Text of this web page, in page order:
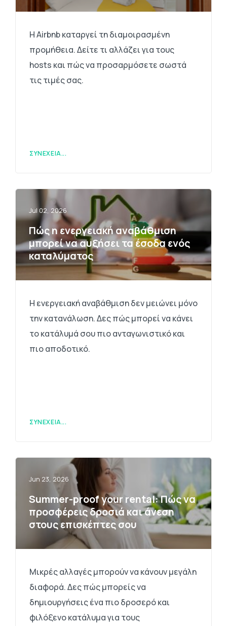
Η Airbnb καταργεί τη διαμοιρασμένη
προμήθεια. Δείτε τι αλλάζει για τους
hosts και πώς να προσαρμόσετε σωστά
τις τιμές σας.
ΣΥΝΈΧΕΙΑ...
Jul 02, 2026
Πώς η ενεργειακή αναβάθμιση
μπορεί να αυξήσει τα έσοδα ενός
καταλύματος
Η ενεργειακή αναβάθμιση δεν μειώνει μόνο
την κατανάλωση. Δες πώς μπορεί να κάνει
το κατάλυμά σου πιο ανταγωνιστικό και
πιο αποδοτικό.
ΣΥΝΈΧΕΙΑ...
Jun 23, 2026
Summer-proof your rental: Πώς να
προσφέρεις δροσιά και άνεση
στους επισκέπτες σου
Μικρές αλλαγές μπορούν να κάνουν μεγάλη
διαφορά. Δες πώς μπορείς να
δημιουργήσεις ένα πιο δροσερό και
φιλόξενο κατάλυμα για τους